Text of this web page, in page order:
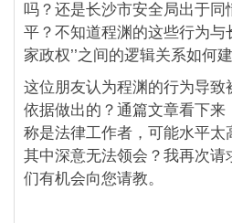
吗？还是长沙市安全局出于
平？不知道程渊的这些行为与
家政权’’之间的逻辑关系如何
这位朋友认为程渊的行为导致
依据做出的？通篇文章看下
称是法律工作者，可能水平
其中深意无法领会？我再次
们有机会向您请教。